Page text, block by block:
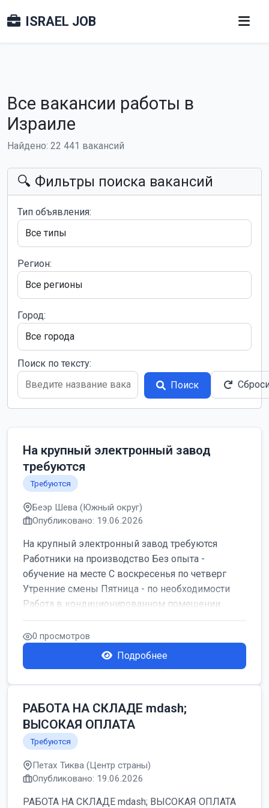
ISRAEL JOB
Все вакансии работы в
Израиле
Найдено: 22 441 вакансий
🔍 Фильтры поиска вакансий
Тип объявления:
Регион:
Город:
Поиск по тексту:
Поиск
На крупный электронный завод
требуются
Требуются
Беэр Шева (Южный округ)
Опубликовано: 19.06.2026
На крупный электронный завод требуются
Работники на производство Без опыта -
обучение на месте С воскресенья по четверг
Утренние смены Пятница - по необходимости
Работа в кондиционированном помещении ...
0 просмотров
Подробнее
РАБОТА НА СКЛАДЕ mdash;
ВЫСОКАЯ ОПЛАТА
Требуются
Петах Тиква (Центр страны)
Опубликовано: 19.06.2026
РАБОТА НА СКЛАДЕ mdash; ВЫСОКАЯ ОПЛАТА